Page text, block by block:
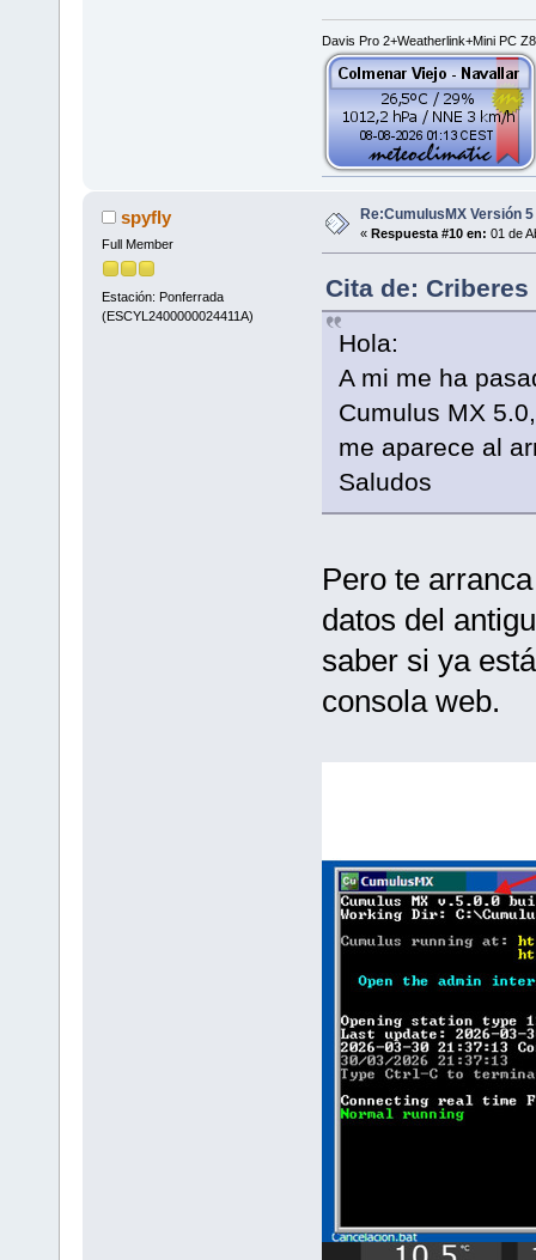
Davis Pro 2+Weatherlink+Mini PC
spyfly
Full Member
Estación: Ponferrada
(ESCYL2400000024411A)
Re:CumulusMX Versión 5
« Respuesta #10 en: 01 de
Cita de: Criberes
Hola:
A mi me ha
Cumulus MX
me aparece al
Saludos
Pero te
datos del
saber si ya
consola web.